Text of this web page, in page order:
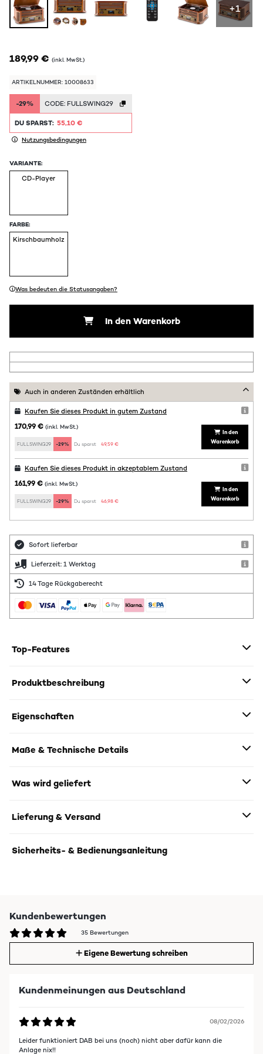
+1
189,99 € (inkl. MwSt.)
ARTIKELNUMMER: 10008633
-29% CODE: FULLSWING29
DU SPARST: 55,10 €
Nutzungsbedingungen
VARIANTE:
CD-Player
FARBE:
Kirschbaumholz
Was bedeuten die Statusangaben?
In den Warenkorb
Auch in anderen Zuständen erhältlich
Kaufen Sie dieses Produkt in gutem Zustand
170,99 € (inkl. MwSt.)
FULLSWING29 -29% Du sparst: 49,59 €
In den
Warenkorb
Kaufen Sie dieses Produkt in akzeptablem Zustand
161,99 € (inkl. MwSt.)
FULLSWING29 -29% Du sparst: 46,98 €
In den
Warenkorb
Sofort lieferbar
Lieferzeit: 1 Werktag
14 Tage Rückgaberecht
Top-Features
Produktbeschreibung
Eigenschaften
Maße & Technische Details
Was wird geliefert
Lieferung & Versand
Sicherheits- & Bedienungsanleitung
Kundenbewertungen
35 Bewertungen
Eigene Bewertung schreiben
Kundenmeinungen aus Deutschland
08/02/2026
Leider funktioniert DAB bei uns (noch) nicht aber dafür kann die
Anlage nix!!